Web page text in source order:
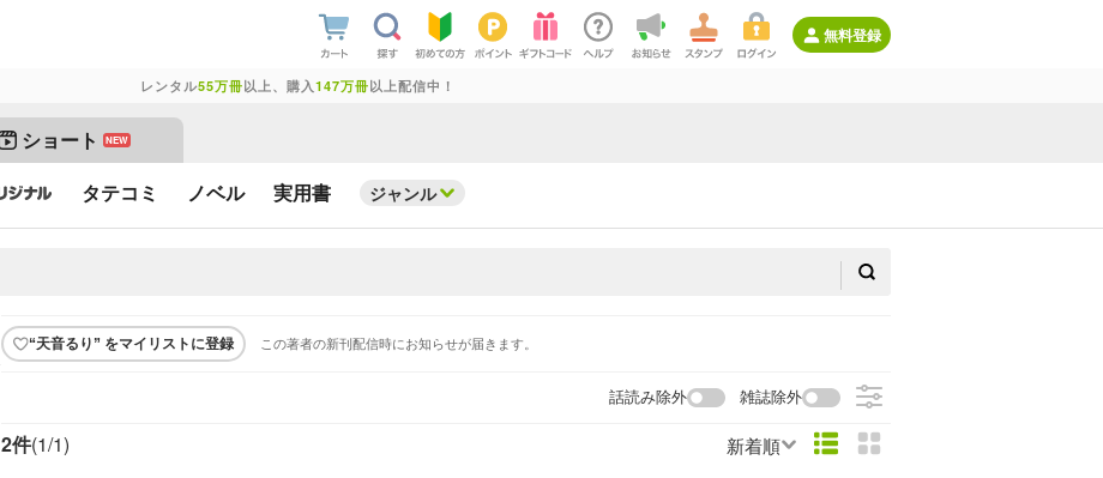
無料登録
レンタル55万冊以上、購入 147万冊以上配信中！
ショート NEW
タテコミ ノベル 実用書 ジャンル
“天音るり” をマイリストに登録 この著者の新刊配信時にお知らせが届きます。
話読み除外 雑誌除外
2件(1/1) 新着順